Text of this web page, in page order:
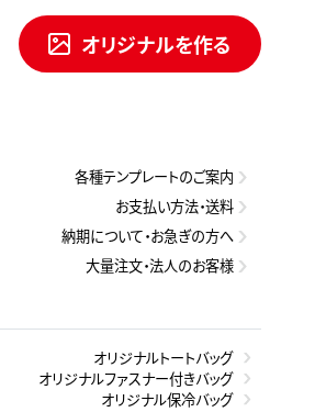
オリジナルを作る
各種テンプレートのご案内
お支払い方法・送料
納期について・お急ぎの方へ
大量注文・法人のお客様
オリジナルトートバッグ
オリジナルファスナー付きバッグ
オリジナル保冷バッグ